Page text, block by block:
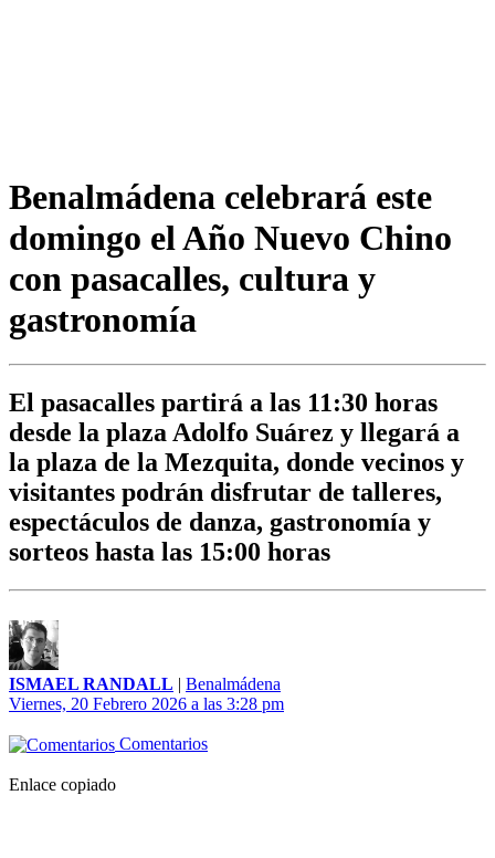
Benalmádena celebrará este
domingo el Año Nuevo Chino
con pasacalles, cultura y
gastronomía
El pasacalles partirá a las 11:30 horas
desde la plaza Adolfo Suárez y llegará a
la plaza de la Mezquita, donde vecinos y
visitantes podrán disfrutar de talleres,
espectáculos de danza, gastronomía y
sorteos hasta las 15:00 horas
ISMAEL RANDALL | Benalmádena
Viernes, 20 Febrero 2026 a las 3:28 pm
Comentarios
Enlace copiado